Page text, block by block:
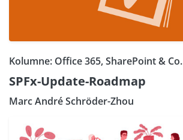
Kolumne: Office 365, SharePoint & Co.
SPFx-Update-Roadmap
Marc André Schröder-Zhou